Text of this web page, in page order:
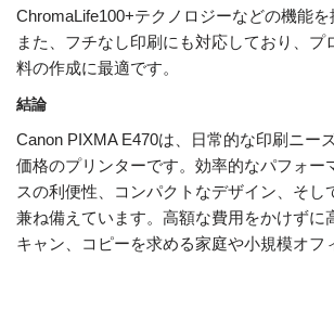
ChromaLife100+テクノロジーなどの機能を
また、フチなし印刷にも対応しており、プ
料の作成に最適です。
結論
Canon PIXMA E470は、日常的な印刷ニー
価格のプリンターです。効率的なパフォー
スの利便性、コンパクトなデザイン、そし
兼ね備えています。高額な費用をかけずに
キャン、コピーを求める家庭や小規模オフ